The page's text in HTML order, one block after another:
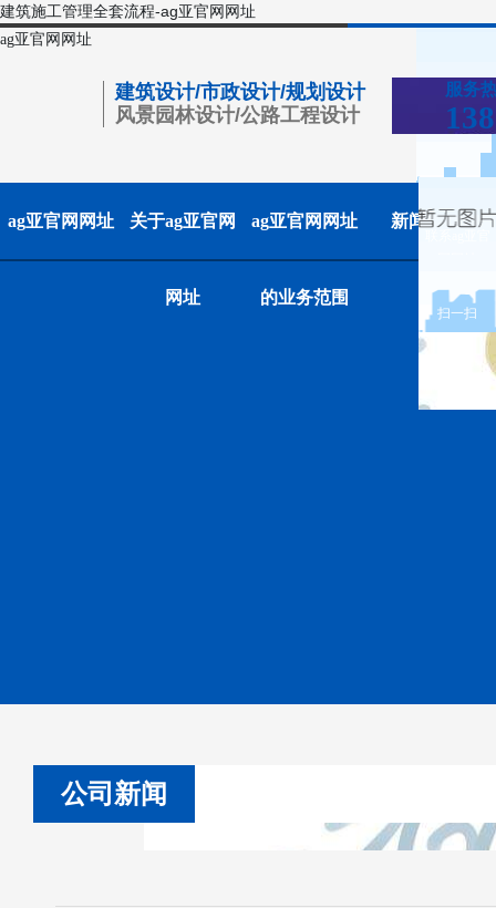
建筑施工管理全套流程-ag亚官网网址
ag亚官网网址
建筑设计/市政设计/规划设计
风景园林设计/公路工程设计
服务
ag亚官网网址 关于ag亚官网
网址
ag亚官网网址
的业务范围
新闻中心
公司新闻
扫一扫